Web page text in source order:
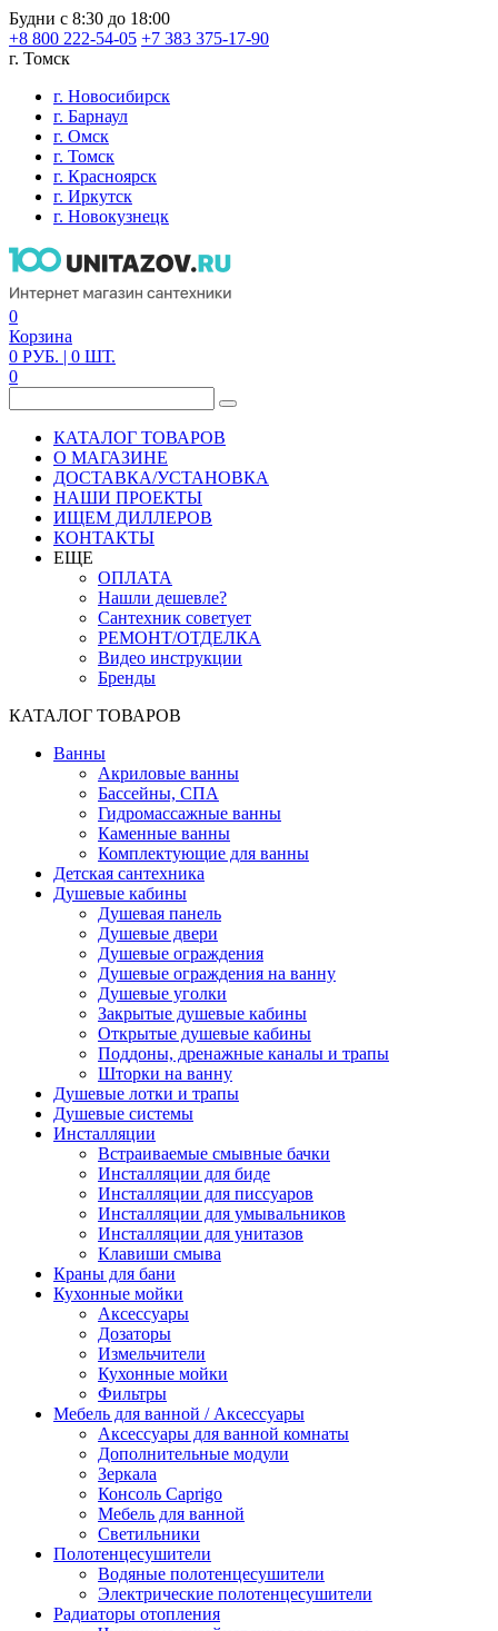
Будни с 8:30 до 18:00
+8 800 222-54-05 +7 383 375-17-90
г. Томск
г. Новосибирск
г. Барнаул
г. Омск
г. Томск
г. Красноярск
г. Иркутск
г. Новокузнецк
0
Корзина
0 РУБ. | 0 ШТ.
0
КАТАЛОГ ТОВАРОВ
О МАГАЗИНЕ
ДОСТАВКА/УСТАНОВКА
НАШИ ПРОЕКТЫ
ИЩЕМ ДИЛЛЕРОВ
КОНТАКТЫ
ЕЩЕ
ОПЛАТА
Нашли дешевле?
Сантехник советует
РЕМОНТ/ОТДЕЛКА
Видео инструкции
Бренды
КАТАЛОГ ТОВАРОВ
Ванны
Акриловые ванны
Бассейны, СПА
Гидромассажные ванны
Каменные ванны
Комплектующие для ванны
Детская сантехника
Душевые кабины
Душевая панель
Душевые двери
Душевые ограждения
Душевые ограждения на ванну
Душевые уголки
Закрытые душевые кабины
Открытые душевые кабины
Поддоны, дренажные каналы и трапы
Шторки на ванну
Душевые лотки и трапы
Душевые системы
Инсталляции
Встраиваемые смывные бачки
Инсталляции для биде
Инсталляции для писсуаров
Инсталляции для умывальников
Инсталляции для унитазов
Клавиши смыва
Краны для бани
Кухонные мойки
Аксессуары
Дозаторы
Измельчители
Кухонные мойки
Фильтры
Мебель для ванной / Аксессуары
Аксессуары для ванной комнаты
Дополнительные модули
Зеркала
Консоль Caprigo
Мебель для ванной
Светильники
Полотенцесушители
Водяные полотенцесушители
Электрические полотенцесушители
Радиаторы отопления